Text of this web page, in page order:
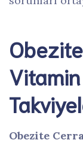
Obezite